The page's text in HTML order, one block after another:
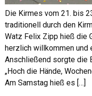
Die Kirmes vom 21. bis
traditionell durch den
Watz Felix Zipp hieß die
herzlich willkommen
Anschließend sorgte die
„Hoch die Hände,
Am Samstag hieß es […]